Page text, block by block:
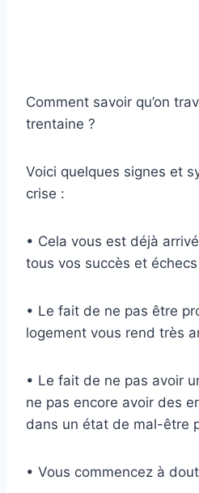
Comment savoir qu’on
trentaine ?
Voici quelques signes et
crise :
• Cela vous est déjà
tous vos succès et
• Le fait de ne pas être
logement vous rend très
• Le fait de ne pas avoir
ne pas encore avoir des
dans un état de mal-être
• Vous commencez à